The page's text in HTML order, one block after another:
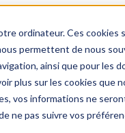
ordinateur. Ces
permettent de nous
ainsi que pour les
plus sur les cookies
vos informations ne
ne pas suivre vos